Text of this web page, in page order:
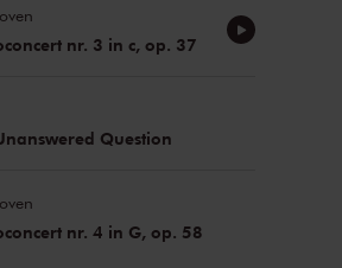
nr. 3 in c, op. 37
Question
nr. 4 in G, op. 58